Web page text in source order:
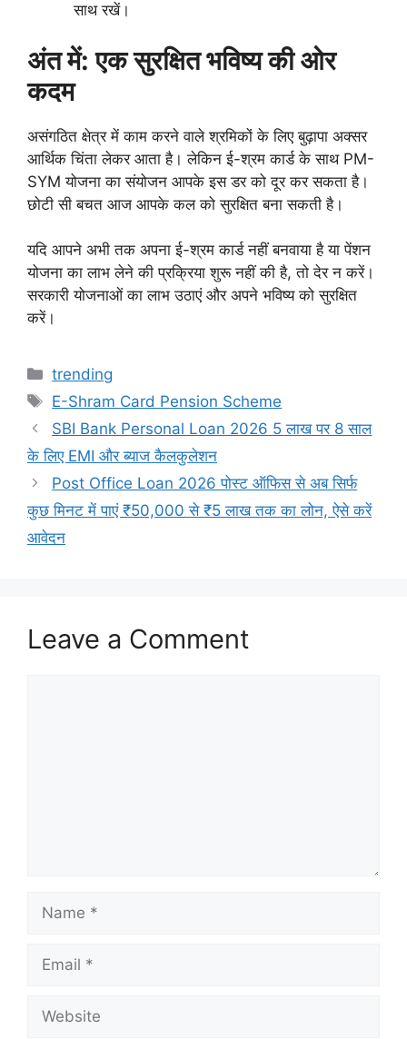
साथ रखें।
अंत में: एक सुरक्षित भविष्य की ओर
कदम
असंगठित क्षेत्र में काम करने वाले श्रमिकों के लिए बुढ़ापा अक्सर
आर्थिक चिंता लेकर आता है। लेकिन ई-श्रम कार्ड के साथ PM-
SYM योजना का संयोजन आपके इस डर को दूर कर सकता है।
छोटी सी बचत आज आपके कल को सुरक्षित बना सकती है।
यदि आपने अभी तक अपना ई-श्रम कार्ड नहीं बनवाया है या पेंशन
योजना का लाभ लेने की प्रक्रिया शुरू नहीं की है, तो देर न करें।
सरकारी योजनाओं का लाभ उठाएं और अपने भविष्य को सुरक्षित
करें।
Categories
trending
Tags
E-Shram Card Pension Scheme
SBI Bank Personal Loan 2026 5 लाख पर 8 साल
के लिए EMI और ब्याज कैलकुलेशन
Post Office Loan 2026 पोस्ट ऑफिस से अब सिर्फ
कुछ मिनट में पाएं ₹50,000 से ₹5 लाख तक का लोन, ऐसे करें
आवेदन
Leave a Comment
Name
Email
Website